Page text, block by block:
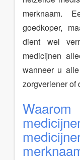
merknaam.
goedkoper,
dient wel
medicijnen
wanneer u
zorgverlener of